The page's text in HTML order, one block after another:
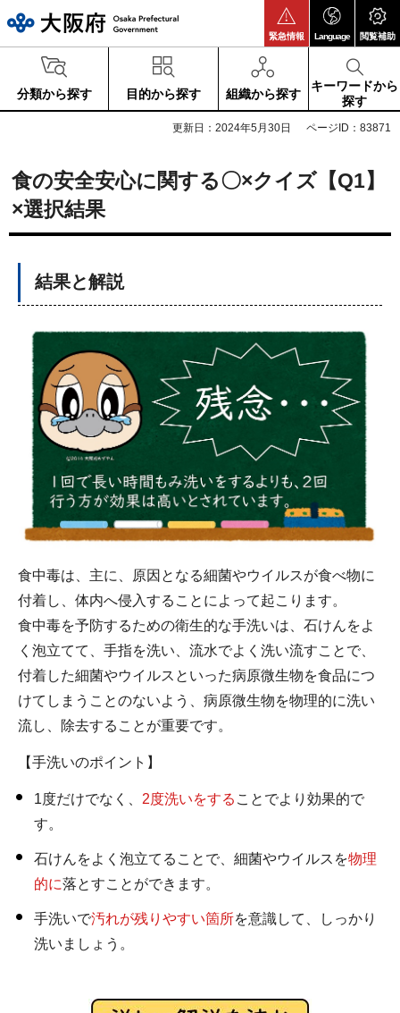
緊急情報 Language 閲覧補助
分類から探す 目的から探す 組織から探す
キーワードから
探す
更新日：2024年5月30日 ページID：83871
食の安全安心に関する〇×クイズ【Q1】
×選択結果
結果と解説
食中毒は、主に、原因となる細菌やウイルスが食べ物に
付着し、体内へ侵入することによって起こります。
食中毒を予防するための衛生的な手洗いは、石けんをよ
く泡立てて、手指を洗い、流水でよく洗い流すことで、
付着した細菌やウイルスといった病原微生物を食品につ
けてしまうことのないよう、病原微生物を物理的に洗い
流し、除去することが重要です。
【手洗いのポイント】
1度だけでなく、 2度洗いをする ことでより効果的で
す。
石けんをよく泡立てることで、細菌やウイルスを物理
的に落とすことができます。
手洗いで汚れが残りやすい箇所を意識して、しっかり
洗いましょう。